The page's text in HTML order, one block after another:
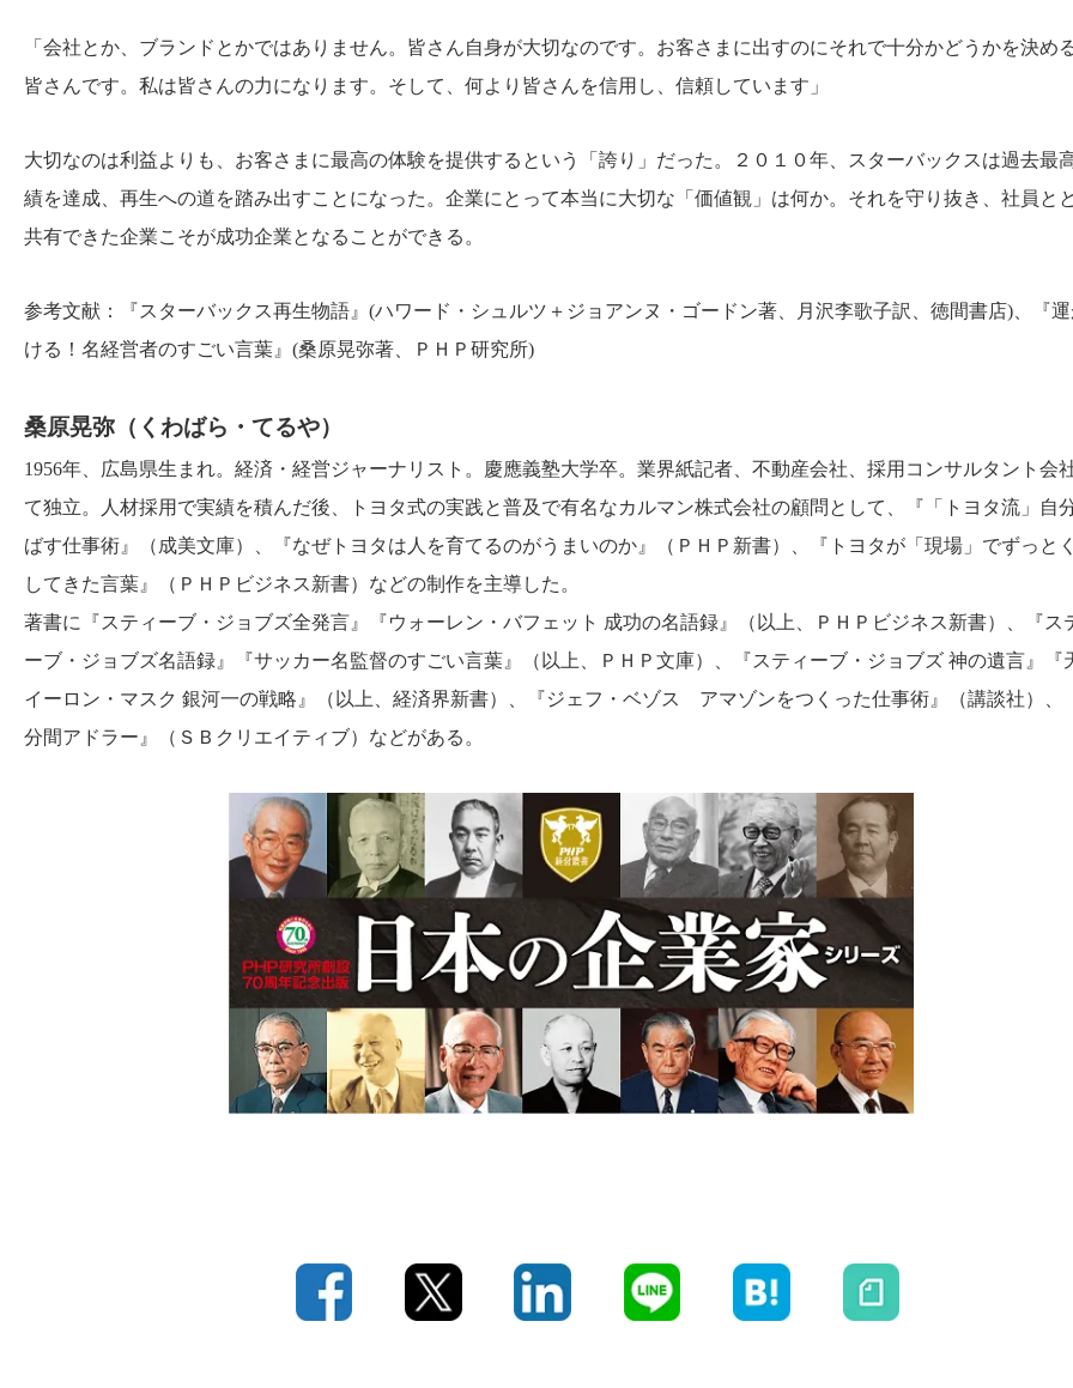
「会社とか、ブランドとかではありません。皆さん自身が大切なのです。お客さまに出すのにそれで十分かどうかを決め
皆さんです。私は皆さんの力になります。そして、何より皆さんを信用し、信頼しています」
大切なのは利益よりも、お客さまに最高の体験を提供するという「誇り」だった。２０１０年、スターバックスは過去最
績を達成、再生への道を踏み出すことになった。企業にとって本当に大切な「価値観」は何か。それを守り抜き、社員と
共有できた企業こそが成功企業となることができる。
参考文献：『スターバックス再生物語』(ハワード・シュルツ＋ジョアンヌ・ゴードン著、月沢李歌子訳、徳間書店)、『運
ける！名経営者のすごい言葉』(桑原晃弥著、ＰＨＰ研究所)
桑原晃弥（くわばら・てるや）
1956年、広島県生まれ。経済・経営ジャーナリスト。慶應義塾大学卒。業界紙記者、不動産会社、採用コンサルタント会
て独立。人材採用で実績を積んだ後、トヨタ式の実践と普及で有名なカルマン株式会社の顧問として、『「トヨタ流」自
ばす仕事術』（成美文庫）、『なぜトヨタは人を育てるのがうまいのか』（ＰＨＰ新書）、『トヨタが「現場」でずっと
してきた言葉』（ＰＨＰビジネス新書）などの制作を主導した。
著書に『スティーブ・ジョブズ全発言』『ウォーレン・バフェット 成功の名語録』（以上、ＰＨＰビジネス新書）、『ス
ーブ・ジョブズ名語録』『サッカー名監督のすごい言葉』（以上、ＰＨＰ文庫）、『スティーブ・ジョブズ 神の遺言』『
イーロン・マスク 銀河一の戦略』（以上、経済界新書）、『ジェフ・ベゾス アマゾンをつくった仕事術』（講談社）、
分間アドラー』（ＳＢクリエイティブ）などがある。